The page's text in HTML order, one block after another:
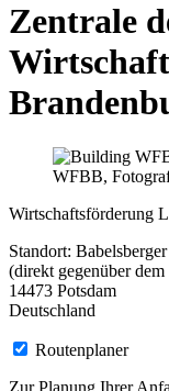
Zentrale
WFBB,
Wirtschaftsförderung
Standort: Babelsberger
(direkt gegenüber
14473 Potsdam
Deutschland
Routenplaner
Zur Planung Ihrer